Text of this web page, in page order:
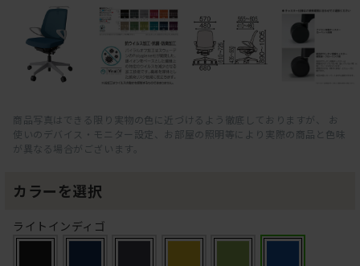
商品写真はできる限り実物の色に近づけるよう徹底しておりますが、 お
使いのデバイス・モニター設定、お部屋の照明等により実際の商品と色味
が異なる場合がございます。
カラーを選択
ライトインディゴ